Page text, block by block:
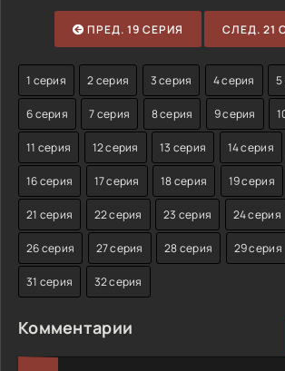
ПРЕД. 19 СЕРИЯ СЛЕД. 21
1 серия 2 серия 3 серия 4 серия 5
6 серия 7 серия 8 серия 9 серия
11 серия 12 серия 13 серия 14 серия
16 серия 17 серия 18 серия 19 серия
21 серия 22 серия 23 серия 24 серия
26 серия 27 серия 28 серия 29 серия
31 серия 32 серия
Комментарии